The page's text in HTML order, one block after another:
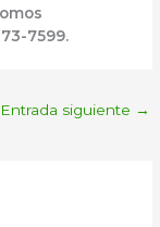
7599.
Entrada siguiente →